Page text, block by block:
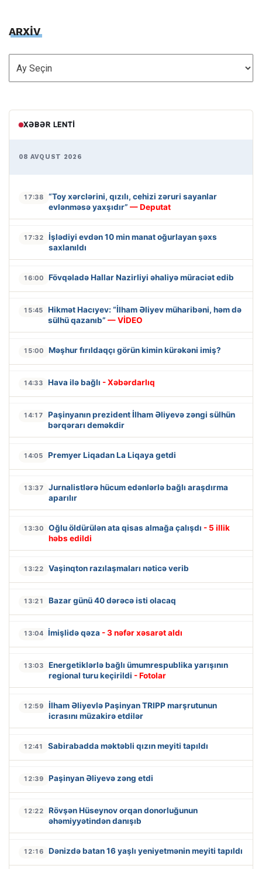
ARXİV
ARXİV
XƏBƏR LENTI
08 AVQUST 2026
17:38
“Toy xərclərini, qızılı, cehizi zəruri sayanlar
evlənməsə yaxşıdır” — Deputat
17:32
İşlədiyi evdən 10 min manat oğurlayan şəxs
saxlanıldı
16:00 Fövqəladə Hallar Nazirliyi əhaliyə müraciət edib
15:45
Hikmət Hacıyev: “İlham Əliyev müharibəni, həm də
sülhü qazanıb” — VİDEO
15:00 Məşhur fırıldaqçı görün kimin kürəkəni imiş?
14:33 Hava ilə bağlı - Xəbərdarlıq
14:17
Paşinyanın prezident İlham Əliyevə zəngi sülhün
bərqərarı deməkdir
14:05 Premyer Liqadan La Liqaya getdi
13:37
Jurnalistlərə hücum edənlərlə bağlı araşdırma
aparılır
13:30 Oğlu öldürülən ata qisas almağa çalışdı - 5 illik
həbs edildi
13:22 Vaşinqton razılaşmaları nəticə verib
13:21 Bazar günü 40 dərəcə isti olacaq
13:04 İmişlidə qəza - 3 nəfər xəsarət aldı
13:03
Energetiklərlə bağlı ümumrespublika yarışının
regional turu keçirildi - Fotolar
12:59
İlham Əliyevlə Paşinyan TRIPP marşrutunun
icrasını müzakirə etdilər
12:41 Sabirabadda məktəbli qızın meyiti tapıldı
12:39 Paşinyan Əliyevə zəng etdi
12:22
Rövşən Hüseynov orqan donorluğunun
əhəmiyyətindən danışıb
12:16 Dənizdə batan 16 yaşlı yeniyetmənin meyiti tapıldı